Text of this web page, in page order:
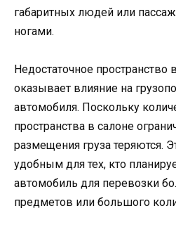
габаритных людей или
ногами.
Недостаточное пространство
оказывает влияние на
автомобиля. Поскольку
пространства в салоне
размещения груза теряются.
удобным для тех, кто
автомобиль для перевозки
предметов или большого